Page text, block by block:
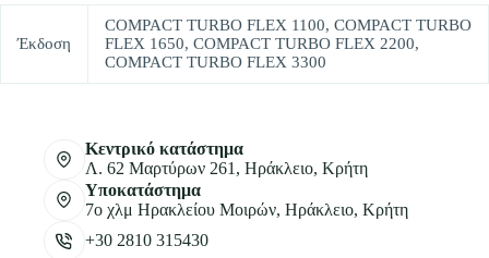
Έκδοση
COMPACT TURBO FLEX 1100, COMPACT TURBO
FLEX 1650, COMPACT TURBO FLEX 2200,
COMPACT TURBO FLEX 3300
Κεντρικό κατάστημα
Λ. 62 Μαρτύρων 261, Ηράκλειο, Κρήτη
Υποκατάστημα
7ο χλμ Ηρακλείου Μοιρών, Ηράκλειο, Κρήτη
+30 2810 315430